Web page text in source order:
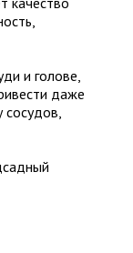
и голове,
даже
сосудов,